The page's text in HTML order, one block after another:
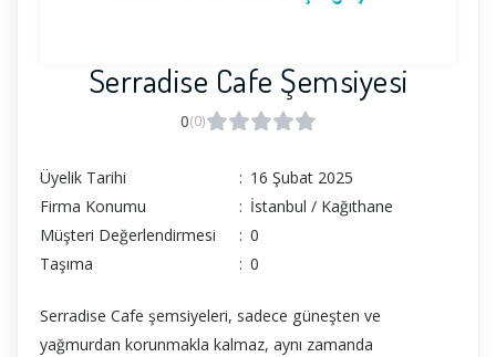
Serradise Cafe Şemsiyesi
0(0)
Üyelik Tarihi : 16 Şubat 2025
Firma Konumu
: İstanbul / Kağıthane
Müşteri Değerlendirmesi
: 0
Taşıma
: 0
Serradise Cafe şemsiyeleri, sadece güneşten ve
yağmurdan korunmakla kalmaz, aynı zamanda